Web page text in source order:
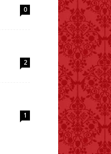
0
2
1